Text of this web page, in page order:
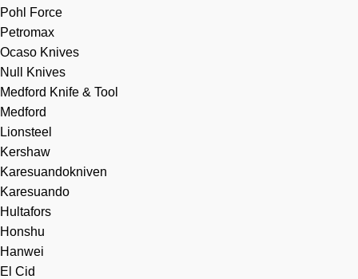
Pohl Force
Petromax
Ocaso Knives
Null Knives
Medford Knife & Tool
Medford
Lionsteel
Kershaw
Karesuandokniven
Karesuando
Hultafors
Honshu
Hanwei
El Cid